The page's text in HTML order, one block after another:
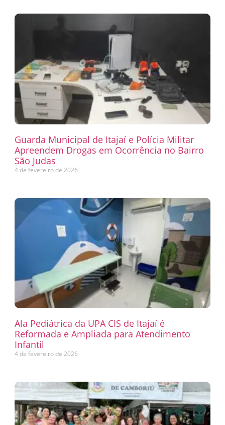
Guarda Municipal de Itajaí e Polícia Militar
Apreendem Drogas em Ocorrência no Bairro
São Judas
4 de fevereiro de 2026
Ala Pediátrica da UPA CIS de Itajaí é
Reformada e Ampliada para Atendimento
Infantil
4 de fevereiro de 2026